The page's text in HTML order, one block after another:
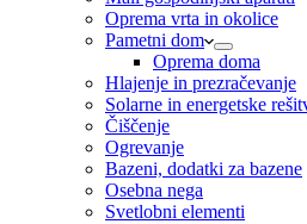
Oprema vrta in okolice
Pametni dom
Oprema doma
Hlajenje in prezračevanje
Solarne in energetske
Čiščenje
Ogrevanje
Bazeni, dodatki za bazene
Osebna nega
Svetlobni elementi